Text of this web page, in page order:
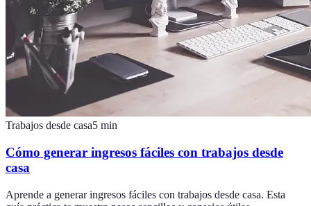
Trabajos desde casa5 min
Cómo generar ingresos fáciles con trabajos desde
casa
Aprende a generar ingresos fáciles con trabajos desde casa. Esta